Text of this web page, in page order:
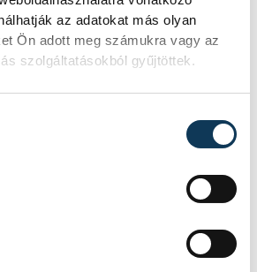
az adatokat más olyan
Ön adott meg számukra vagy az
szolgáltatásokból gyűjtöttek.
és fizikálisan
vizsgázott a
továbbjutás. Azt
percében dőlhet el
A legrosszabb,